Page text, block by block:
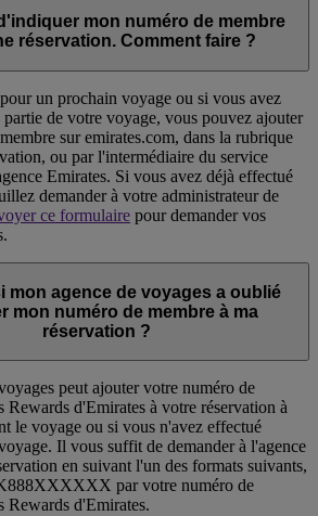
mon numéro de membre
réservation. Comment faire ?
un prochain voyage ou si vous avez
partie de votre voyage, vous pouvez ajouter
sur emirates.com, dans la rubrique
ou par l'intermédiaire du service
Emirates. Si vous avez déjà effectué
demander à votre administrateur de
ce formulaire pour demander vos
mon agence de voyages a oublié
mon numéro de membre à ma
réservation ?
peut ajouter votre numéro de
Rewards d'Emirates à votre réservation à
le voyage ou si vous n'avez effectué
Il vous suffit de demander à l'agence
en suivant l'un des formats suivants,
par votre numéro de
Rewards d'Emirates.